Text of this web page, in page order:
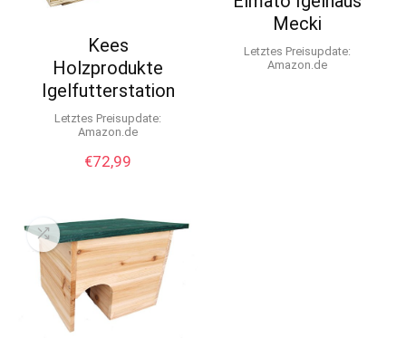
Kees
Holzprodukte
Igelfutterstation
Letztes Preisupdate:
Amazon.de
€72,99
Mecki
Letztes Preisupdate:
Amazon.de